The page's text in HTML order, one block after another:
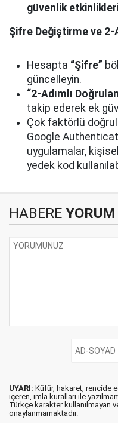
güvenlik
Şifre Değiştirme ve 2-
Hesapta “Şifre”
güncelleyin.
“2-Adımlı
takip ederek ek
Çok faktörlü
Google
uygulamalar,
yedek kod
HABERE
UYARI: Küfür, hakaret, rencide
içeren, imla kuralları ile
Türkçe karakter kullanılmayan
onaylanmamaktadır.